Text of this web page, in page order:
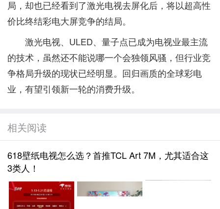
局，却也已经看到了激光电视去屏化后，将以超高性
价比终结彩电大屏竞争的结局。
激光电视、ULED、量子点已成为电视业最主流
的技术，虽然还不能说哪一个会独领风骚，但行业竞
争格局升级的现状已经明显。回归画质的全球彩电
业，有望引领新一轮的消费升级。
相关阅读
618壁纸电视怎么选？首推TCL Art 7M，尤其适合这
3类人！